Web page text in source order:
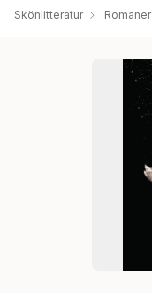
Skönlitteratur Romaner